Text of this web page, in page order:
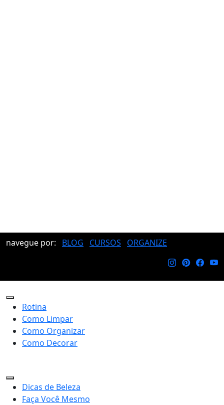
navegue por: BLOG CURSOS ORGANIZE
Rotina
Como Limpar
Como Organizar
Como Decorar
Dicas de Beleza
Faça Você Mesmo